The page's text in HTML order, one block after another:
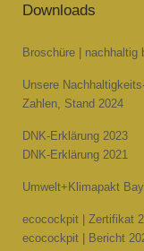
Downloads
Broschüre | nachhaltig
Unsere
Zahlen, Stand 2024
DNK-Erklärung 2023
DNK-Erklärung 2021
Umwelt+Klimapakt
ecocockpit | Zertifikat
ecocockpit | Bericht